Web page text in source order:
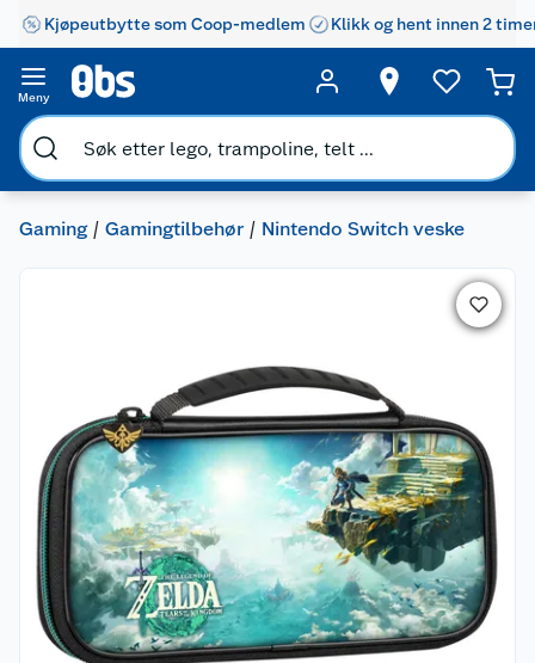
Kjøpeutbytte som Coop-medlem Klikk og hent innen 2
Meny
Gaming Gamingtilbehør Nintendo Switch veske